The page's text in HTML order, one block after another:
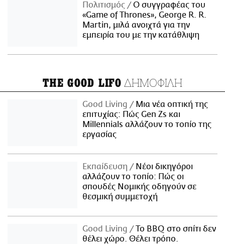
Πολιτισμός
Ο συγγραφέας του
«Game of Thrones», George R. R.
Martin, μιλά ανοιχτά για την
εμπειρία του με την κατάθλιψη
THE GOOD LIFO ΔΗΜΟΦΙΛΗ
Good Living
Μια νέα οπτική της
επιτυχίας: Πώς Gen Zs και
Millennials αλλάζουν το τοπίο της
εργασίας
Εκπαίδευση
Νέοι δικηγόροι
αλλάζουν το τοπίο: Πώς οι
σπουδές Νομικής οδηγούν σε
θεσμική συμμετοχή
Good Living
Το BBQ στο σπίτι δεν
θέλει χώρο. Θέλει τρόπο.